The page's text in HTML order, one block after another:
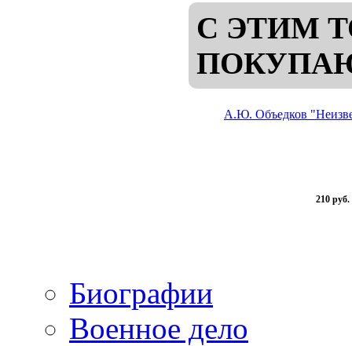
С ЭТИМ
А.Ю. Объедков
210 руб.
Биографии
Военное дело